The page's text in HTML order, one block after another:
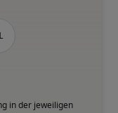
in der jeweiligen